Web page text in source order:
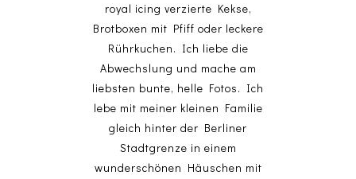
royal icing verzierte Kekse,
Brotboxen mit Pfiff oder leckere
Rührkuchen. Ich liebe die
Abwechslung und mache am
liebsten bunte, helle Fotos. Ich
lebe mit meiner kleinen Familie
gleich hinter der Berliner
Stadtgrenze in einem
wunderschönen Häuschen mit